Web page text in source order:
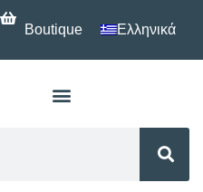
Boutique Ελληνικά